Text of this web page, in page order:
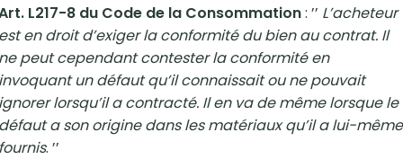
L217-8 du Code de la Consommation: ’’ L’acheteur
en droit d’exiger la conformité du bien au contrat. Il
peut cependant contester la conformité en
un défaut qu’il connaissait ou ne pouvait
lorsqu’il a contracté. Il en va de même lorsque le
a son origine dans les matériaux qu’il a lui-même
. ’’